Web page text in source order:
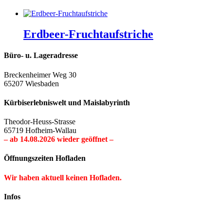
Erdbeer-Fruchtaufstriche
Büro- u. Lageradresse
Breckenheimer Weg 30
65207 Wiesbaden
Kürbiserlebniswelt und Maislabyrinth
Theodor-Heuss-Strasse
65719 Hofheim-Wallau
– ab 14.08.2026 wieder geöffnet –
Öffnungszeiten Hofladen
Wir haben aktuell keinen Hofladen.
Infos